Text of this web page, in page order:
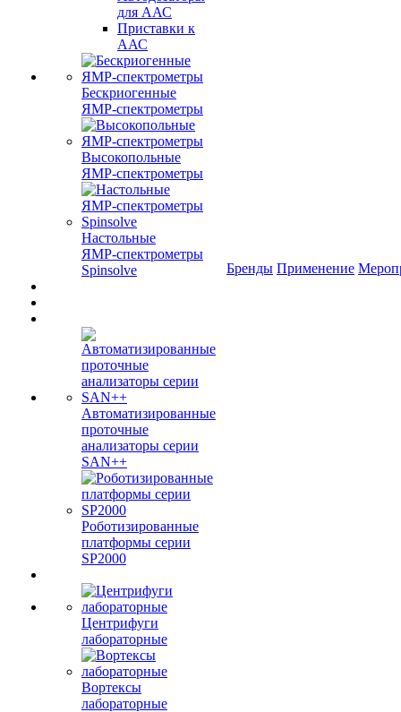
для ААС
Приставки к
ААС
Бескриогенные
ЯМР‑спектрометры
Высокопольные
ЯМР‑спектрометры
Настольные
ЯМР‑спектрометры
Spinsolve
Автоматизированные
проточные
анализаторы серии
SAN++
Роботизированные
платформы серии
SP2000
Центрифуги
лабораторные
Вортексы
лабораторные
Бренды Применение